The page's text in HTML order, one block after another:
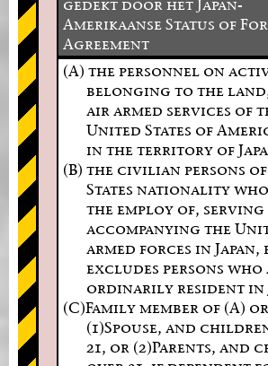
gedekt door het Japan-
Amerikaanse Status of
Agreement
(A) the personnel on
belonging to the
air armed services of
United States of
in the territory of
(B) the civilian persons
States nationality
the employ of,
accompanying the
armed forces in Japan,
excludes persons who
ordinarily resident in
(C)Family member of (A)
(1)Spouse, and
21, or (2)Parents, and